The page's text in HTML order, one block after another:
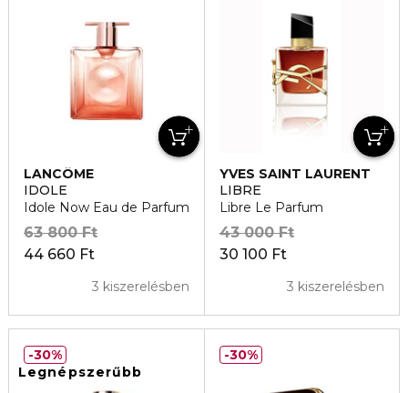
LANCÔME
IDOLE
Idole Now Eau de Parfum
44 660 Ft
63 800 Ft
3 kiszerelésben
YVES SAINT LAURENT
LIBRE
Libre Le Parfum
30 100 Ft
43 000 Ft
3 kiszerelésben
Legnépszerűbb
30% 30%